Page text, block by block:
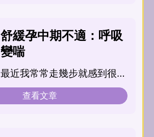
舒緩孕中期不適：呼吸
變喘
最近我常常走幾步就感到很
喘，呼吸急促，這樣正常嗎？
查看文章